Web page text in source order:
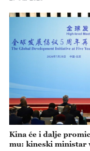
Kina će i dalje
mu: kineski ministar